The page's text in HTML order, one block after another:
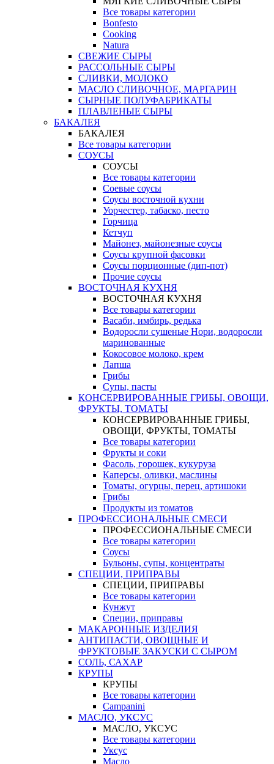
Все товары категории
Bonfesto
Cooking
Natura
СВЕЖИЕ СЫРЫ
РАССОЛЬНЫЕ СЫРЫ
СЛИВКИ, МОЛОКО
МАСЛО СЛИВОЧНОЕ, МАРГАРИН
СЫРНЫЕ ПОЛУФАБРИКАТЫ
ПЛАВЛЕНЫЕ СЫРЫ
БАКАЛЕЯ
БАКАЛЕЯ
Все товары категории
СОУСЫ
СОУСЫ
Все товары категории
Соевые соусы
Соусы восточной кухни
Уорчестер, табаско, песто
Горчица
Кетчуп
Майонез, майонезные соусы
Соусы крупной фасовки
Соусы порционные (дип-пот)
Прочие соусы
ВОСТОЧНАЯ КУХНЯ
ВОСТОЧНАЯ КУХНЯ
Все товары категории
Васаби, имбирь, редька
Водоросли сушеные Нори, водоросли
маринованные
Кокосовое молоко, крем
Лапша
Грибы
Супы, пасты
КОНСЕРВИРОВАННЫЕ ГРИБЫ, ОВОЩИ,
ФРУКТЫ, ТОМАТЫ
КОНСЕРВИРОВАННЫЕ ГРИБЫ,
ОВОЩИ, ФРУКТЫ, ТОМАТЫ
Все товары категории
Фрукты и соки
Фасоль, горошек, кукуруза
Каперсы, оливки, маслины
Томаты, огурцы, перец, артишоки
Грибы
Продукты из томатов
ПРОФЕССИОНАЛЬНЫЕ СМЕСИ
ПРОФЕССИОНАЛЬНЫЕ СМЕСИ
Все товары категории
Соусы
Бульоны, супы, концентраты
СПЕЦИИ, ПРИПРАВЫ
СПЕЦИИ, ПРИПРАВЫ
Все товары категории
Кунжут
Специи, приправы
МАКАРОННЫЕ ИЗДЕЛИЯ
АНТИПАСТИ, ОВОЩНЫЕ И
ФРУКТОВЫЕ ЗАКУСКИ С СЫРОМ
СОЛЬ, САХАР
КРУПЫ
КРУПЫ
Все товары категории
Campanini
МАСЛО, УКСУС
МАСЛО, УКСУС
Все товары категории
Уксус
Масло